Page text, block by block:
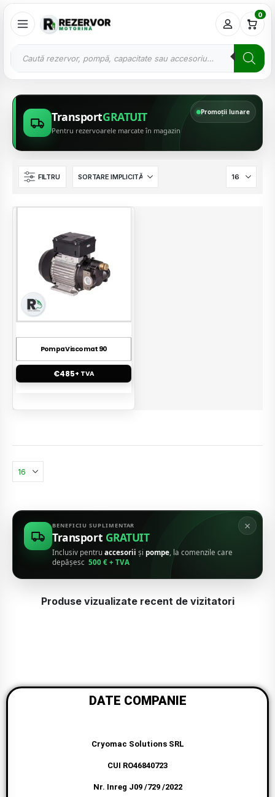
0
TransportGRATUIT
Pentru rezervoarele marcate în magazin
Promoții lunare
FILTRU
Pompa Viscomat 90
€485+ TVA
×
BENEFICIU SUPLIMENTAR
Transport GRATUIT
Inclusiv pentru accesorii și pompe, la comenzile care
depășesc 500 € + TVA
Produse vizualizate recent de vizitatori
DATE COMPANIE
Cryomac Solutions SRL
CUI RO46840723
Nr. Inreg J09 /729 /2022